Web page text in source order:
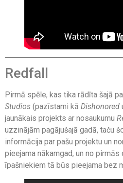
Redfall
Pirmā spēle, kas tika rādīta šajā
Studios (pazīstami kā Dishonored
jaunākais projekts ar nosaukumu
uzzinājām pagājušajā gadā, taču
informācija par pašu projektu un
pieejama nākamgad, un no
īpašniekiem tā būs pieejama bez